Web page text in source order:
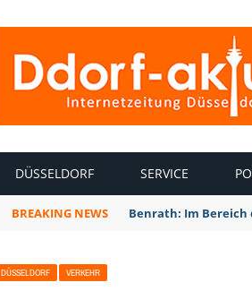
DÜSSELDORF SERVICE
BREAKING NEWS Benrath: Im Bereich
DÜSSELDORF VERKEHR